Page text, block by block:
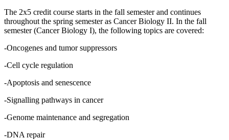
The 2x5 credit course starts in the fall semester and continues
throughout the spring semester as Cancer Biology II. In the fall
semester (Cancer Biology I), the following topics are covered:
-Oncogenes and tumor suppressors
-Cell cycle regulation
-Apoptosis and senescence
-Signalling pathways in cancer
-Genome maintenance and segregation
-DNA repair